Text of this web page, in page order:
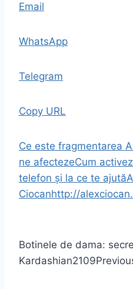
Email
WhatsApp
Telegram
Copy URL
Ce este fragmentarea
ne afectezeCum
telefon și la ce te ajută
Ciocanhttp://
Botinele de dama:
Kardashian2109